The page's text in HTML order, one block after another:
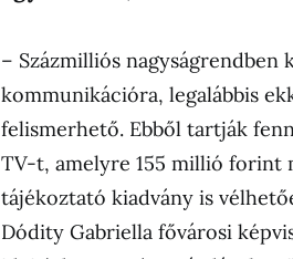
– Százmilliós
kommunikációra, legalábbis
felismerhető. Ebből tartják
TV-t, amelyre 155 millió forint
tájékoztató kiadvány is
Dódity Gabriella fővárosi